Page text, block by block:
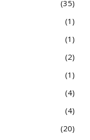
35
1
1
2
1
4
4
20